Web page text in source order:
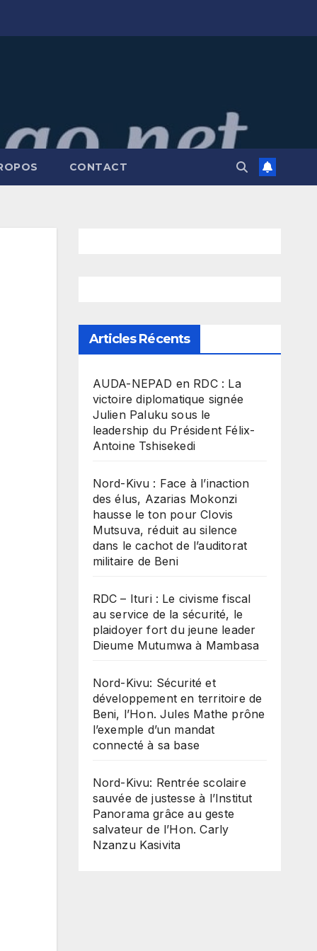
CONTACT
Articles Récents
​AUDA-NEPAD en RDC : La
victoire diplomatique signée
Julien Paluku sous le
leadership du Président Félix-
Antoine Tshisekedi
Nord-Kivu : Face à l’inaction
des élus, Azarias Mokonzi
hausse le ton pour Clovis
Mutsuva, réduit au silence
dans le cachot de l’auditorat
militaire de Beni
RDC – Ituri : Le civisme fiscal
au service de la sécurité, le
plaidoyer fort du jeune leader
Dieume Mutumwa à Mambasa
Nord-Kivu: Sécurité et
développement en territoire de
Beni, l’Hon. Jules Mathe prône
l’exemple d’un mandat
connecté à sa base
Nord-Kivu: Rentrée scolaire
sauvée de justesse à l’Institut
Panorama grâce au geste
salvateur de l’Hon. Carly
Nzanzu Kasivita